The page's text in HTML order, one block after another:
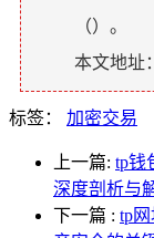
（）。
本文地址：
标签： 加密交易
上一篇: tp钱
深度剖析与
下一篇 : tp